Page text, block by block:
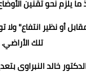
يلزم نحو تقنين
أو نظير انتفاع"
تلك الأراضي.
النبراوى بتعديل المادة 36